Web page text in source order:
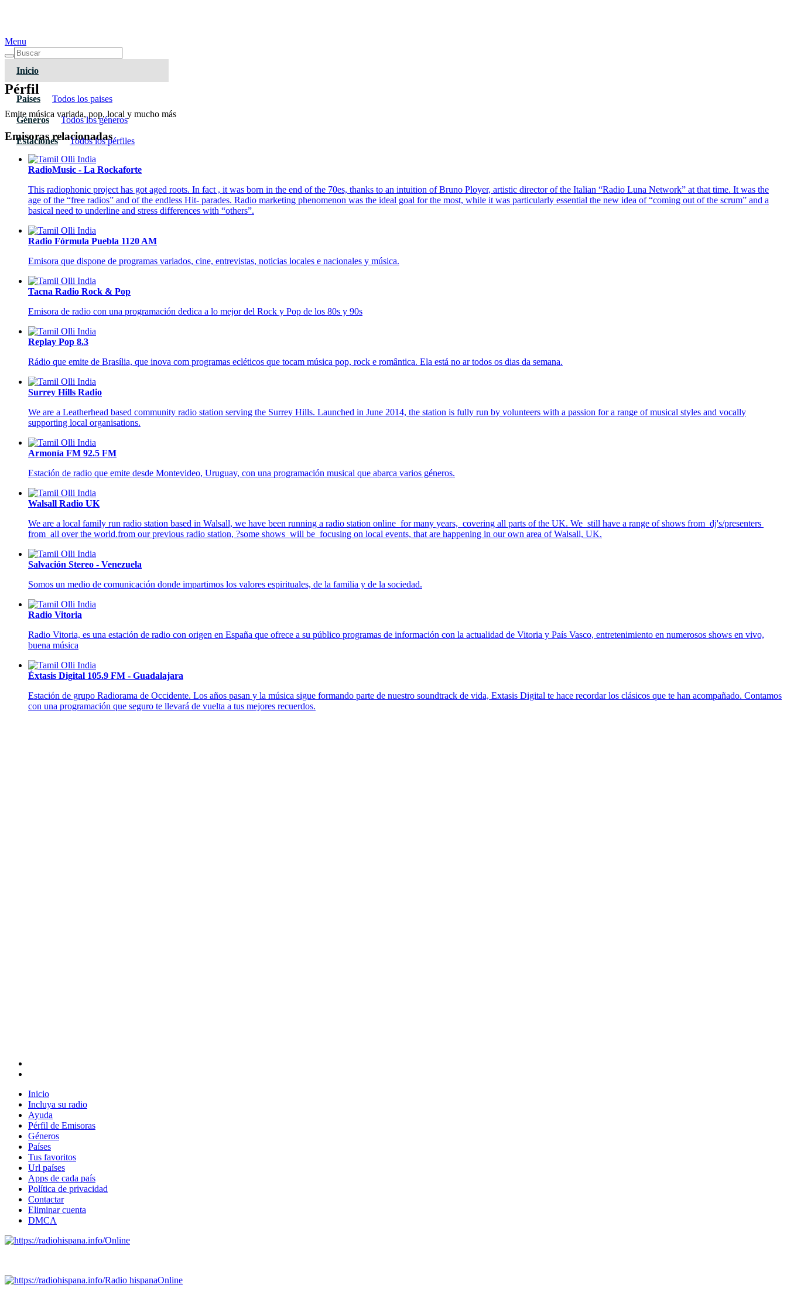
Menu
Inicio
Paises Todos los paises
Géneros Todos los géneros
Estaciones Todos los pérfiles
Pérfil
Emite música variada, pop, local y mucho más
Emisoras relacionadas
RadioMusic - La Rockaforte
This radiophonic project has got aged roots. In fact , it was born in the end of the 70es, thanks to an intuition of Bruno Ployer, artistic director of the Italian “Radio Luna Network” at that time. It was the
age of the “free radios” and of the endless Hit- parades. Radio marketing phenomenon was the ideal goal for the most, while it was particularly essential the new idea of “coming out of the scrum” and a
basical need to underline and stress differences with “others”.
Radio Fórmula Puebla 1120 AM
Emisora que dispone de programas variados, cine, entrevistas, noticias locales e nacionales y música.
Tacna Radio Rock & Pop
Emisora de radio con una programación dedica a lo mejor del Rock y Pop de los 80s y 90s
Replay Pop 8.3
Rádio que emite de Brasília, que inova com programas ecléticos que tocam música pop, rock e romântica. Ela está no ar todos os dias da semana.
Surrey Hills Radio
We are a Leatherhead based community radio station serving the Surrey Hills. Launched in June 2014, the station is fully run by volunteers with a passion for a range of musical styles and vocally
supporting local organisations.
Armonía FM 92.5 FM
Estación de radio que emite desde Montevideo, Uruguay, con una programación musical que abarca varios géneros.
Walsall Radio UK
We are a local family run radio station based in Walsall, we have been running a radio station online for many years, covering all parts of the UK. We still have a range of shows from dj's/presenters
from all over the world.from our previous radio station, ?some shows will be focusing on local events, that are happening in our own area of Walsall, UK.
Salvación Stereo - Venezuela
Somos un medio de comunicación donde impartimos los valores espirituales, de la familia y de la sociedad.
Radio Vitoria
Radio Vitoria, es una estación de radio con origen en España que ofrece a su público programas de información con la actualidad de Vitoria y País Vasco, entretenimiento en numerosos shows en vivo,
buena música
Éxtasis Digital 105.9 FM - Guadalajara
Estación de grupo Radiorama de Occidente. Los años pasan y la música sigue formando parte de nuestro soundtrack de vida, Extasis Digital te hace recordar los clásicos que te han acompañado. Contamos
con una programación que seguro te llevará de vuelta a tus mejores recuerdos.
Inicio
Incluya su radio
Ayuda
Pérfil de Emisoras
Géneros
Países
Tus favoritos
Url países
Apps de cada país
Política de privacidad
Contactar
Eliminar cuenta
DMCA
Online
Radio hispanaOnline